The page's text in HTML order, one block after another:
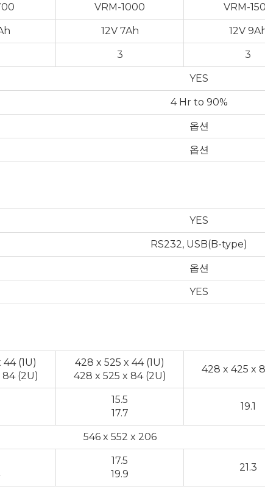
VRM-1000 VRM-
12V 7Ah 12V
3 3
YES
4 Hr to 90%
옵션
옵션
YES
RS232, USB(B-type)
옵션
YES
(1U)
(2U)
428 x 525 x 44 (1U)
428 x 525 x 84 (2U)
428 x 425 x
15.5
17.7
19.1
546 x 552 x 206
17.5
19.9
21.3